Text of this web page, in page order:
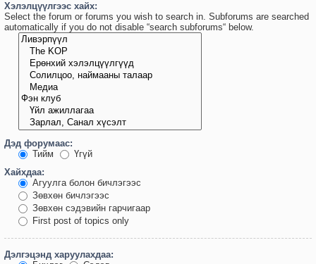
Хэлэлцүүлгээс хайх:
Select the forum or forums you wish to search in. Subforums are searched
automatically if you do not disable “search subforums“ below.
Дэд форумаас:
Тийм
Үгүй
Хайхдаа:
Агуулга болон бичлэгээс
Зөвхөн бичлэгээс
Зөвхөн сэдэвийн гарчигаар
First post of topics only
Дэлгэцэнд харуулахдаа: